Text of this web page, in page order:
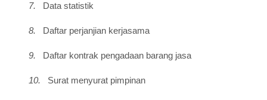
7. Data statistik
8. Daftar perjanjian kerjasama
9. Daftar kontrak pengadaan barang jasa
10. Surat menyurat pimpinan